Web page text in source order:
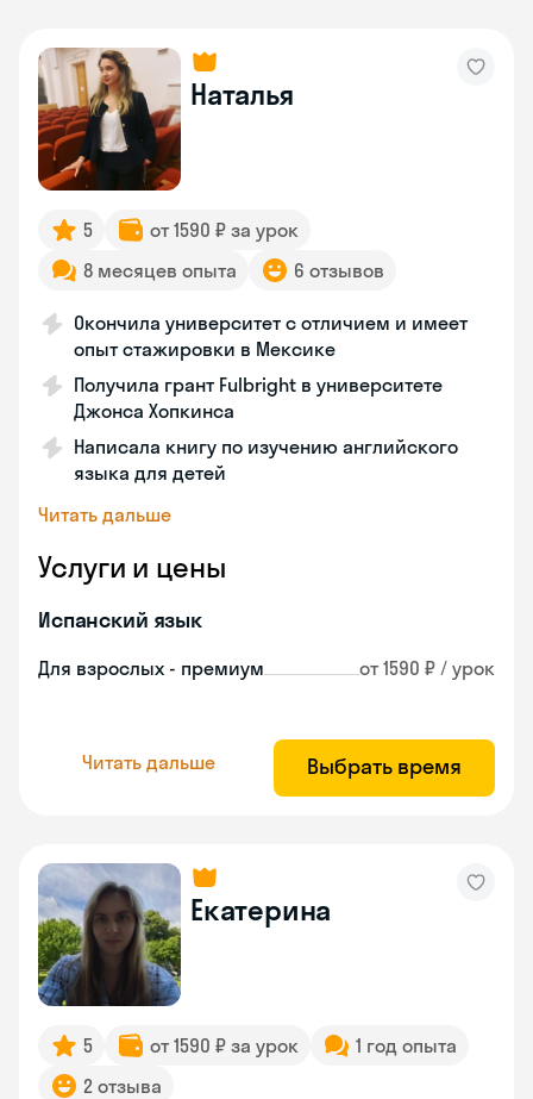
Наталья
5
от 1590 ₽ за урок
8 месяцев опыта
6 отзывов
Окончила университет с отличием и имеет
опыт стажировки в Мексике
Получила грант Fulbright в университете
Джонса Хопкинса
Написала книгу по изучению английского
языка для детей
Читать дальше
Услуги и цены
Испанский язык
Для взрослых - премиум от 1590 ₽ / урок
Читать дальше Выбрать время
Екатерина
5 от 1590 ₽ за урок
1 год опыта
2 отзыва